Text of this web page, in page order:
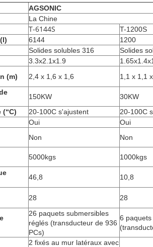
AGSONIC
La Chine
T-6144S
T-1200S
6144
1200
Solides solubles 316
Solides
3.3x2.1x1.9
(m)
2,4 x 1,6 x 1,6
1,1 x 1,1
150KW
30KW
20-100C s'ajustent
20-100C
Oui
Oui
Non
Non
5000kgs
1000kgs
46,8 10,8
28 28
26 paquets submersibles
réglés (transducteur de 936
PCs)
6
2 fixés au mur latéraux avec